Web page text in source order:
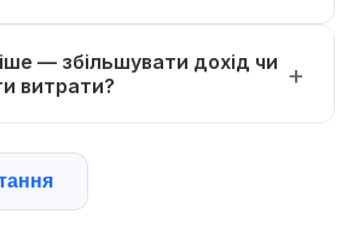
— збільшувати дохід чи
витрати?